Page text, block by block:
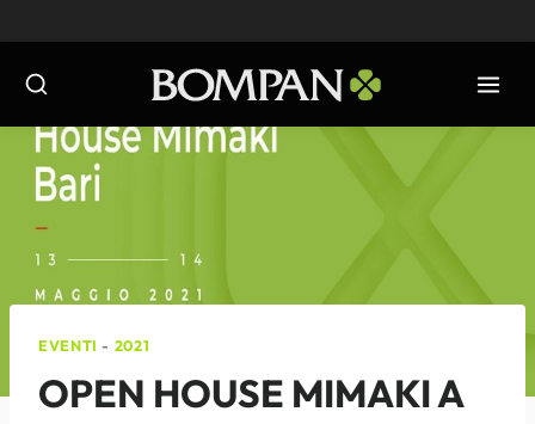
al
contenuto
EVENTI - 2021
OPEN HOUSE MIMAKI A